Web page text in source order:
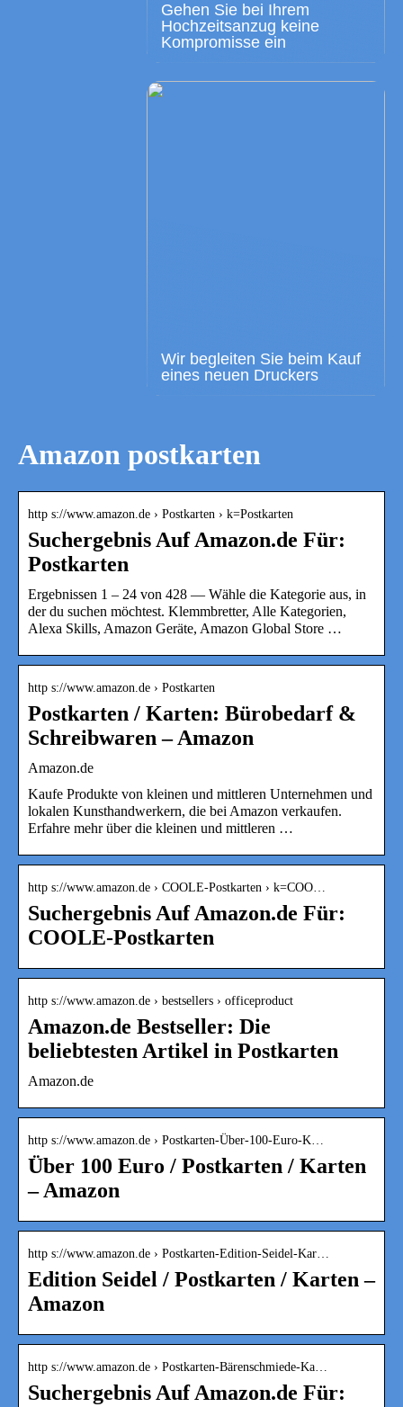
Gehen Sie bei Ihrem
Hochzeitsanzug keine
Kompromisse ein
Wir begleiten Sie beim Kauf
eines neuen Druckers
Amazon postkarten
http s://www.amazon.de › Postkarten › k=Postkarten
Suchergebnis Auf Amazon.de Für:
Postkarten
Ergebnissen 1 – 24 von 428 — Wähle die Kategorie aus, in
der du suchen möchtest. Klemmbretter, Alle Kategorien,
Alexa Skills, Amazon Geräte, Amazon Global Store …
http s://www.amazon.de › Postkarten
Postkarten / Karten: Bürobedarf &
Schreibwaren – Amazon
Amazon.de
Kaufe Produkte von kleinen und mittleren Unternehmen und
lokalen Kunsthandwerkern, die bei Amazon verkaufen.
Erfahre mehr über die kleinen und mittleren …
http s://www.amazon.de › COOLE-Postkarten › k=COO…
Suchergebnis Auf Amazon.de Für:
COOLE-Postkarten
http s://www.amazon.de › bestsellers › officeproduct
Amazon.de Bestseller: Die
beliebtesten Artikel in Postkarten
Amazon.de
http s://www.amazon.de › Postkarten-Über-100-Euro-K…
Über 100 Euro / Postkarten / Karten
– Amazon
http s://www.amazon.de › Postkarten-Edition-Seidel-Kar…
Edition Seidel / Postkarten / Karten –
Amazon
http s://www.amazon.de › Postkarten-Bärenschmiede-Ka…
Suchergebnis Auf Amazon.de Für: